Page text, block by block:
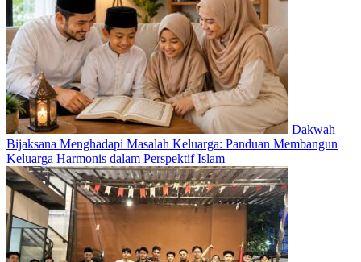
Dakwah
Bijaksana Menghadapi Masalah Keluarga: Panduan Membangun
Keluarga Harmonis dalam Perspektif Islam